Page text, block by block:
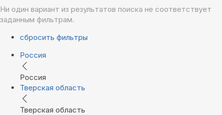
Ни один вариант из результатов поиска не соответствует
заданным фильтрам.
сбросить фильтры
Россия
Россия
Тверская область
Тверская область